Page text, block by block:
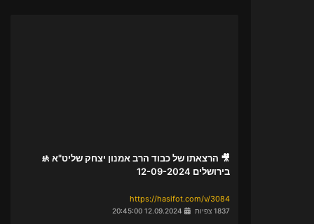
🎥 הרצאתו של כבוד הרב אמנון יצחק שליט"א 🚸
בירושלים 12-09-2024
https://hasifot.com/v/3084
1837 צפיות